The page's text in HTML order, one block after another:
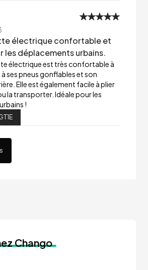
électrique confortable et
les déplacements urbains.
électrique est très confortable à
ses pneus gonflables et son
Elle est également facile à plier
la transporter. Idéale pour les
!
Chango